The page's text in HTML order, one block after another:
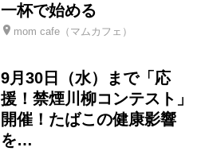
一杯で始める
mom cafe（マムカフェ）
9月30日（水）まで「応
援！禁煙川柳コンテスト」
開催！たばこの健康影響
を…